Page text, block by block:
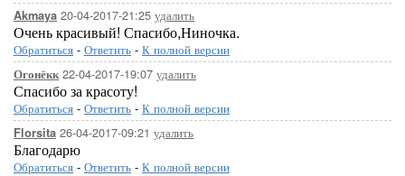
Akmaya 20-04-2017-21:25 удалить
Очень красивый! Спасибо,Ниночка.
Обратиться - Ответить - К полной версии
Огонёкк22-04-2017-19:07 удалить
Спасибо за красоту!
Обратиться - Ответить - К полной версии
Florsita 26-04-2017-09:21 удалить
Благодарю
Обратиться - Ответить - К полной версии